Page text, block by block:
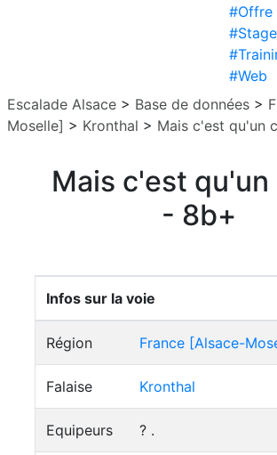
#Offre
#Stage
#Web
Escalade Alsace > Base de données >
Moselle] > Kronthal > Mais c'est qu'un
Mais c'est
- 8b+
Infos sur la voie
Région France [Alsace-
Falaise Kronthal
Equipeurs ? .